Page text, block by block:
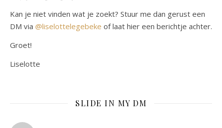
Kan je niet vinden wat je zoekt? Stuur me dan gerust een
DM via @liselottelegebeke of laat hier een berichtje achter.
Groet!
Liselotte
SLIDE IN MY DM